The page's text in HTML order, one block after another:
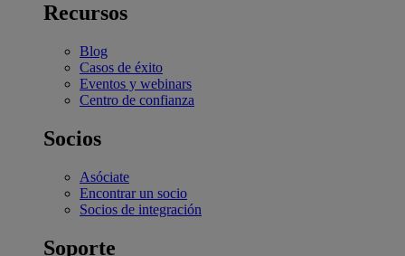
Recursos
Blog
Casos de éxito
Eventos y webinars
Centro de confianza
Socios
Asóciate
Encontrar un socio
Socios de integración
Soporte